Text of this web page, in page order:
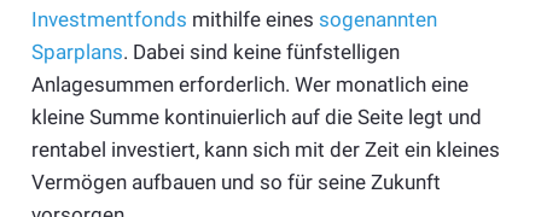
Investmentfonds mithilfe eines sogenannten
Sparplans. Dabei sind keine fünfstelligen
Anlagesummen erforderlich. Wer monatlich eine
kleine Summe kontinuierlich auf die Seite legt und
rentabel investiert, kann sich mit der Zeit ein kleines
Vermögen aufbauen und so für seine Zukunft